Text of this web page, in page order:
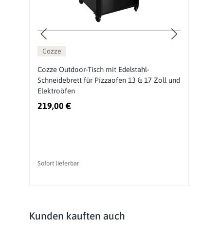
Cozze
Cozze Outdoor-Tisch mit Edelstahl-
Schneidebrett für Pizzaofen 13 & 17 Zoll und
Elektroöfen
219,00 €
Sofort lieferbar
Produktgalerie überspringen
Kunden kauften auch